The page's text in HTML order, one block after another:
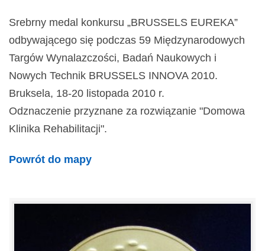
Srebrny medal konkursu „BRUSSELS EUREKA”
odbywającego się podczas 59 Międzynarodowych
Targów Wynalazczości, Badań Naukowych i
Nowych Technik BRUSSELS INNOVA 2010.
Bruksela, 18-20 listopada 2010 r.
Odznaczenie przyznane za rozwiązanie "Domowa
Klinika Rehabilitacji".
Powrót do mapy